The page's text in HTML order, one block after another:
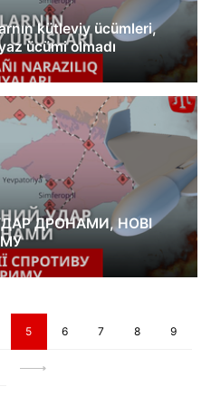
kütleviy ücümleri,
ücümi olmadı
ДРОНАМИ, НОВІ
5 6 7 8 9